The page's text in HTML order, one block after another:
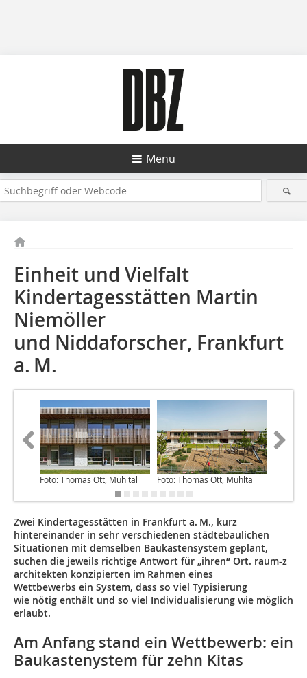
Menü
Einheit und Vielfalt
Kindertagesstätten Martin
Niemöller
und Niddaforscher, Frankfurt
a. M.
Foto: Thomas Ott, Mühltal Foto: Thomas Ott, Mühltal
Zwei Kindertagesstätten in Frankfurt a. M., kurz
hintereinander in sehr verschiedenen städtebaulichen
Situa­tionen mit demselben Baukastensystem geplant,
suchen die jeweils richtige Antwort für „ihren“ Ort. raum-z
architekten konzipierten im Rahmen eines
Wettbewerbs ein System, dass so viel Typisierung
wie nötig enthält und so viel Individualisierung wie möglich
erlaubt.
Am Anfang stand ein Wettbewerb: ein
Baukastenystem für zehn Kitas